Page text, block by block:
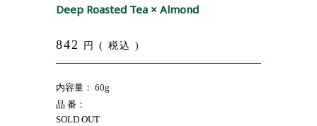
Deep Roasted Tea × Almond
842 円 ( 税込 )
内容量： 60g
品 番：
SOLD OUT